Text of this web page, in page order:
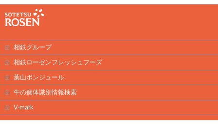
相鉄グループ
相鉄ローゼンフレッシュフーズ
葉山ボンジュール
牛の個体識別情報検索
V-mark